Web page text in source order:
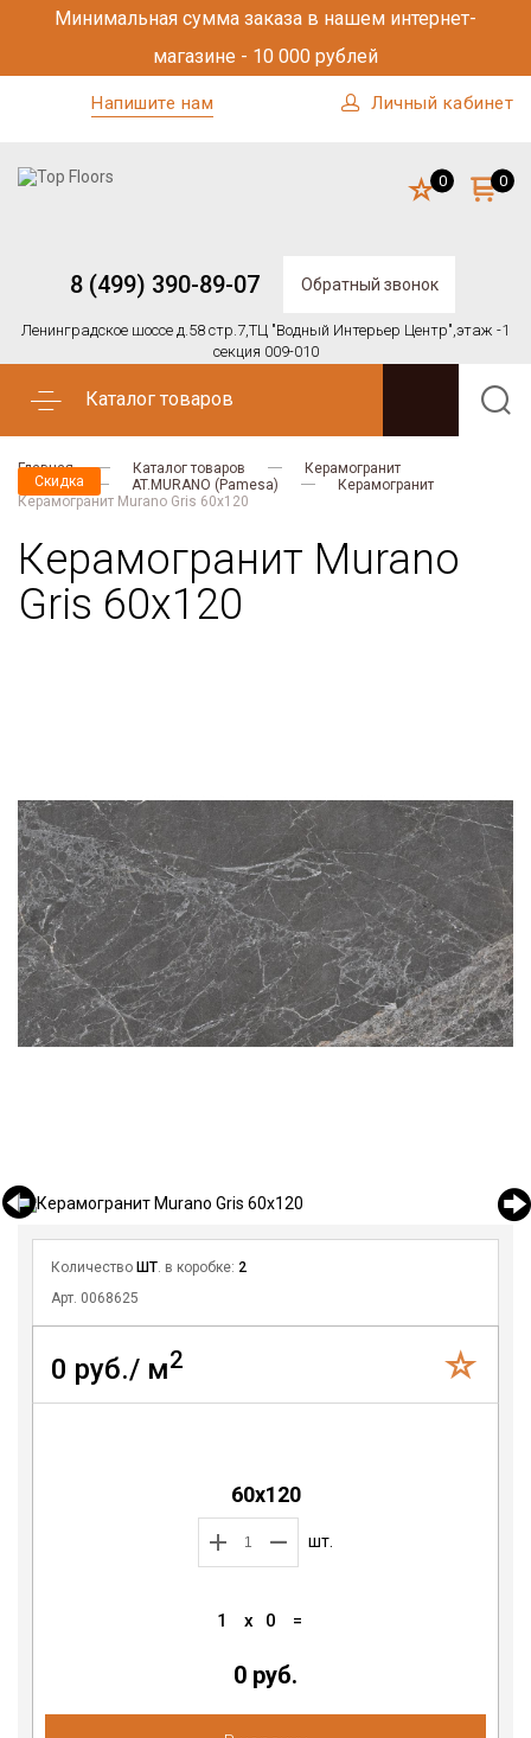
Минимальная сумма заказа в нашем интернет-
магазине - 10 000 рублей
Напишите нам Личный кабинет
8 (499) 390-89-07 Обратный звонок
Ленинградское шоссе д.58 стр.7,ТЦ "Водный Интерьер Центр",этаж -1
секция 009-010
0 0
Каталог товаров
Главная Каталог товаров
Керамогранит
Pamesa
AT.MURANO (Pamesa)
Керамогранит
Керамогранит Murano Gris 60x120
Керамогранит Murano
Gris 60x120
Скидка
Количество ШТ. в коробке: 2
Арт. 0068625
0 руб./ м2
60x120
шт.
1 x 0 =
0 руб.